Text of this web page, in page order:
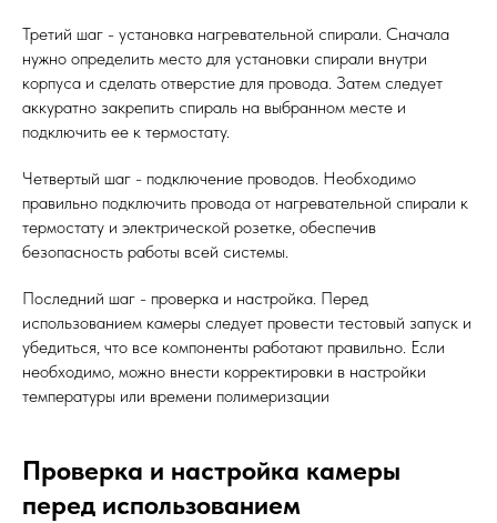
Третий шаг - установка нагревательной спирали. Сначала
нужно определить место для установки спирали внутри
корпуса и сделать отверстие для провода. Затем следует
аккуратно закрепить спираль на выбранном месте и
подключить ее к термостату.
Четвертый шаг - подключение проводов. Необходимо
правильно подключить провода от нагревательной спирали к
термостату и электрической розетке, обеспечив
безопасность работы всей системы.
Последний шаг - проверка и настройка. Перед
использованием камеры следует провести тестовый запуск и
убедиться, что все компоненты работают правильно. Если
необходимо, можно внести корректировки в настройки
температуры или времени полимеризации
Проверка и настройка камеры
перед использованием